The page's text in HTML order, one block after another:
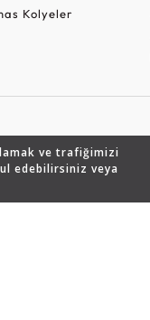
ve trafiğimizi
edebilirsiniz veya
Kolyeler